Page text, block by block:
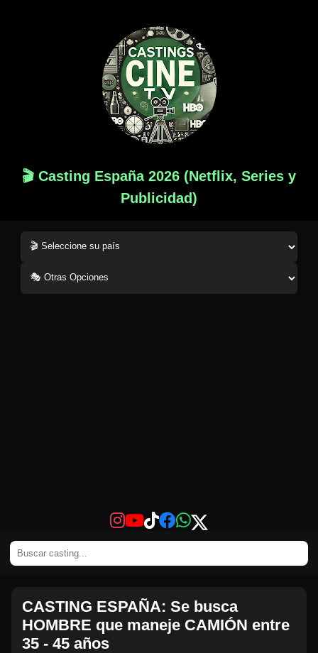
🎬 Casting España 2026 (Netflix, Series y
Publicidad)
CASTING ESPAÑA: Se busca
HOMBRE que maneje CAMIÓN entre
35 - 45 años